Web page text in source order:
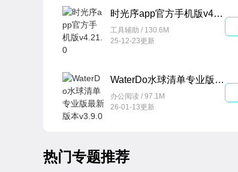
时光序app官方手机版v4.21.0
工具辅助 / 130.6M
25-12-23更新
WaterDo水球清单专业版最新版本v3.9.0官方版
办公阅读 / 97.1M
26-01-13更新
热门专题推荐